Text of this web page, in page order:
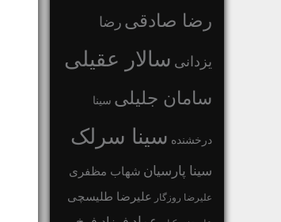
رضا صادقی رضا
یزدانی سالار عقیلی
سامان جلیلی سینا
درخشنده سینا سرلک
سینا پارسیان شهاب مظفری
علیرضا روزگار علیرضا طلیسچی